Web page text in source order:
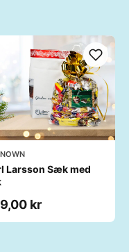
Larsson Sæk med
kr